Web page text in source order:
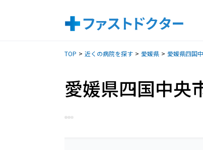
TOP 近くの病院を探す 愛媛県 愛媛県四国
愛媛県四国中央